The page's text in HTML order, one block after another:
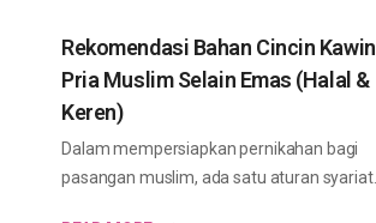
Rekomendasi Bahan Cincin Kawin
Pria Muslim Selain Emas (Halal &
Keren)
Dalam mempersiapkan pernikahan bagi
pasangan muslim, ada satu aturan syariat…